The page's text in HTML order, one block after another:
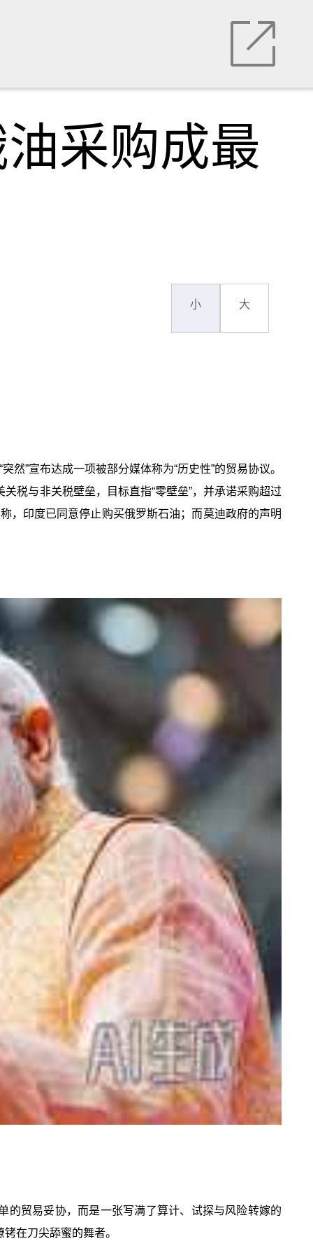
采购成最
小 大
”宣布达成一项被部分媒体称为“历史性”的贸易协议。
税与非关税壁垒，目标直指“零壁垒”，并承诺采购超过
，印度已同意停止购买俄罗斯石油；而莫迪政府的声明
的贸易妥协，而是一张写满了算计、试探与风险转嫁的
在刀尖舔蜜的舞者。